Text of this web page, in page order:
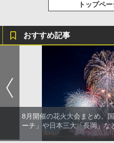
トップペ
おすすめ記事
8月開催の花火大会まとめ。
ーチ」や日本三大「長岡」な